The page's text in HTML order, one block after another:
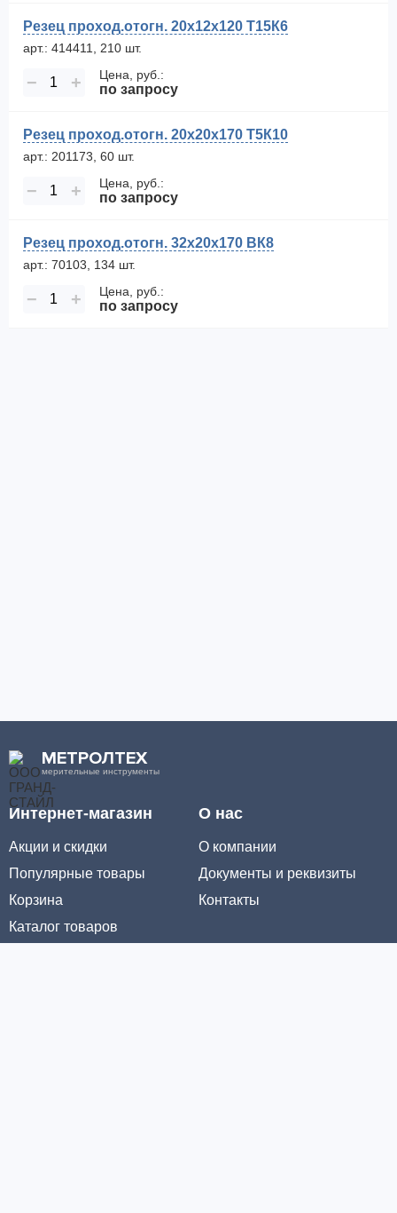
Резец проход.отогн. 20х12х120 Т15К6
арт.: 414411, 210 шт.
− + Цена, руб.:
по запросу
Резец проход.отогн. 20х20х170 Т5К10
арт.: 201173, 60 шт.
− + Цена, руб.:
по запросу
Резец проход.отогн. 32х20х170 ВК8
арт.: 70103, 134 шт.
− + Цена, руб.:
по запросу
МЕТРОЛТЕХ
мерительные инструменты
Интернет-магазин
Акции и скидки
Популярные товары
Корзина
Каталог товаров
О нас
О компании
Документы и реквизиты
Контакты